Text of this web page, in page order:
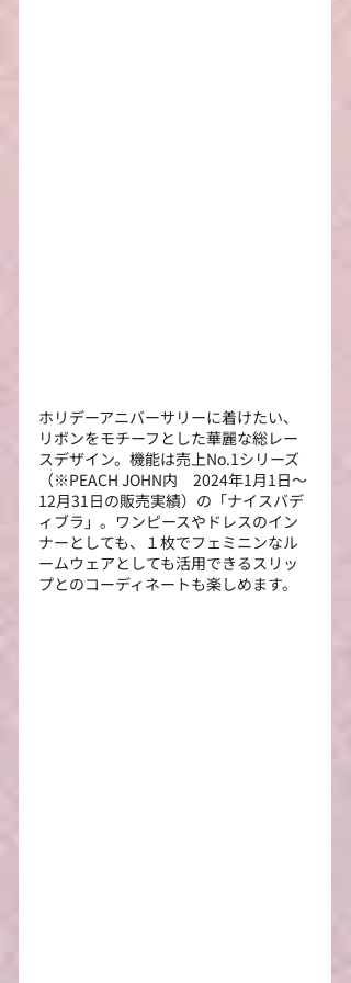
ホリデーアニバーサリーに着けたい、
リボンをモチーフとした華麗な総レー
スデザイン。機能は売上No.1シリーズ
（※PEACH JOHN内　2024年1月1日～
12月31日の販売実績）の「ナイスバデ
ィブラ」。ワンピースやドレスのイン
ナーとしても、１枚でフェミニンなル
ームウェアとしても活用できるスリッ
プとのコーディネートも楽しめます。